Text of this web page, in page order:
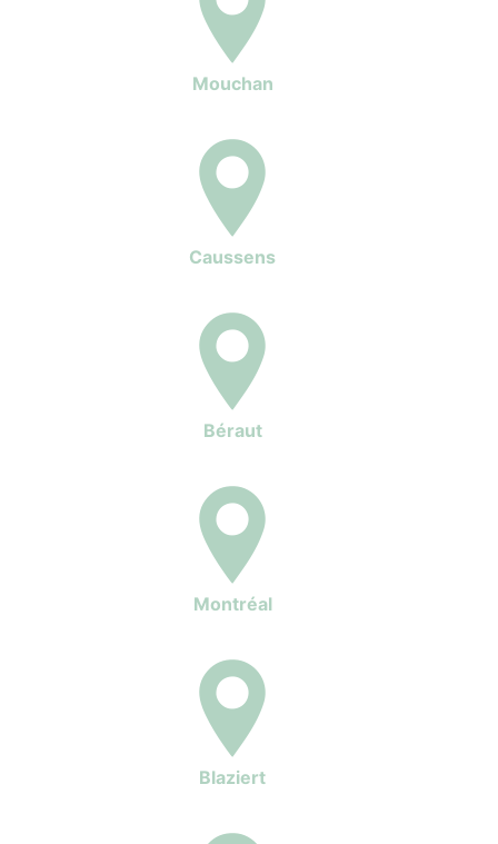
Mouchan
Caussens
Béraut
Montréal
Blaziert